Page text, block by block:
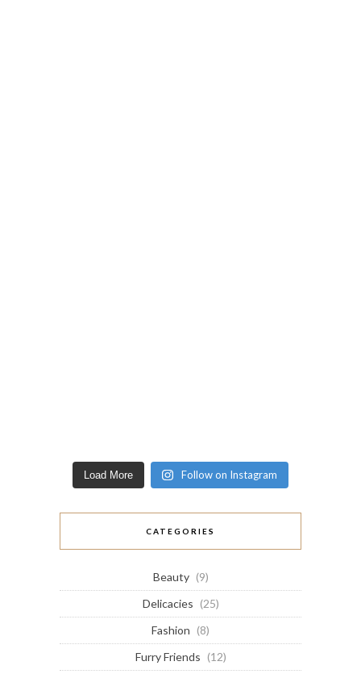
Load More Follow on Instagram
CATEGORIES
Beauty (9)
Delicacies (25)
Fashion (8)
Furry Friends (12)